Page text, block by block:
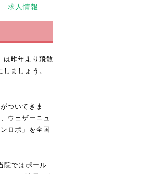
求人情報
は昨年より飛散
ましょう。
ついてきま
ウェザーニュ
ロボ」を全国
院ではポール